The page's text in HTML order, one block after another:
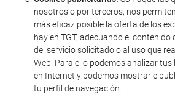
nosotros o por terceros, nos
más eficaz posible la oferta de los
hay en TGT, adecuando el
del servicio solicitado o al uso que
Web. Para ello podemos analizar
en Internet y podemos mostrarle
tu perfil de navegación.